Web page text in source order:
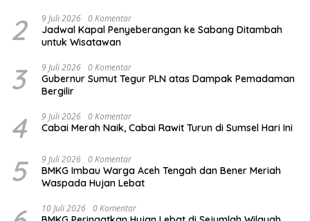
2 9 Juli 2026 0 Komentar
Jadwal Kapal Penyeberangan ke Sabang Ditambah
untuk Wisatawan
3 9 Juli 2026 0 Komentar
Gubernur Sumut Tegur PLN atas Dampak Pemadaman
Bergilir
4 9 Juli 2026 0 Komentar
Cabai Merah Naik, Cabai Rawit Turun di Sumsel Hari Ini
5 9 Juli 2026 0 Komentar
BMKG Imbau Warga Aceh Tengah dan Bener Meriah
Waspada Hujan Lebat
10 Juli 2026 0 Komentar